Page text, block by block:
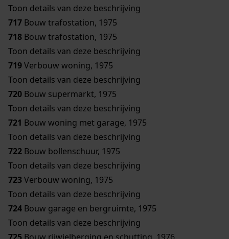
Toon details van deze beschrijving
717 Bouw trafostation, 1975
718 Bouw trafostation, 1975
Toon details van deze beschrijving
719Verbouw woning, 1975
Toon details van deze beschrijving
720 Bouw supermarkt, 1975
Toon details van deze beschrijving
721 Bouw woning met garage, 1975
Toon details van deze beschrijving
722 Bouw bollenschuur, 1975
Toon details van deze beschrijving
723Verbouw woning, 1975
Toon details van deze beschrijving
724 Bouw garage en bergruimte, 1975
Toon details van deze beschrijving
725 Bouw rijwielberging en schutting, 1976